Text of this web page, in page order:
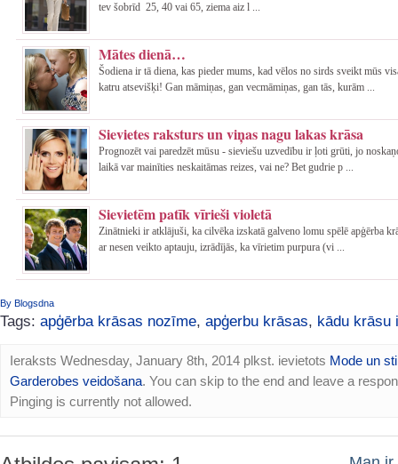
tev šobrīd 25, 40 vai 65, ziema aiz l ...
Mātes dienā…
Šodiena ir tā diena, kas pieder mums, kad vēlos no sirds sveikt mūs
katru atsevišķi! Gan māmiņas, gan vecmāmiņas, gan tās, kurām ...
Sievietes raksturs un viņas nagu lakas krāsa
Prognozēt vai paredzēt mūsu - sieviešu uzvedību ir ļoti grūti, jo
laikā var mainīties neskaitāmas reizes, vai ne? Bet gudrie p ...
Sievietēm patīk vīrieši violetā
Zinātnieki ir atklājuši, ka cilvēka izskatā galveno lomu spēlē apģērba
ar nesen veikto aptauju, izrādījās, ka vīrietim purpura (vi ...
By Blogsdna
Tags: apģērba krāsas nozīme, apģerbu krāsas, kādu krāsu
Ieraksts Wednesday, January 8th, 2014 plkst. ievietots Mode un
Garderobes veidošana. You can skip to the end and leave a
Pinging is currently not allowed.